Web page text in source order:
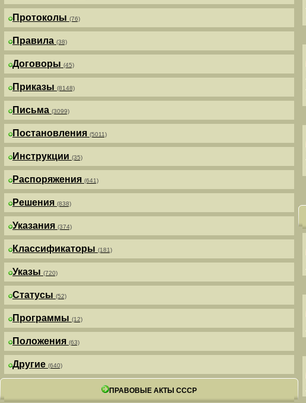
Протоколы (76)
Правила (38)
Договоры (45)
Приказы (8148)
Письма (3099)
Постановления (5011)
Инструкции (35)
Распоряжения (641)
Решения (838)
Указания (374)
Классификаторы (181)
Указы (720)
Статусы (52)
Программы (12)
Положения (63)
Другие (640)
ПРАВОВЫЕ АКТЫ СССР